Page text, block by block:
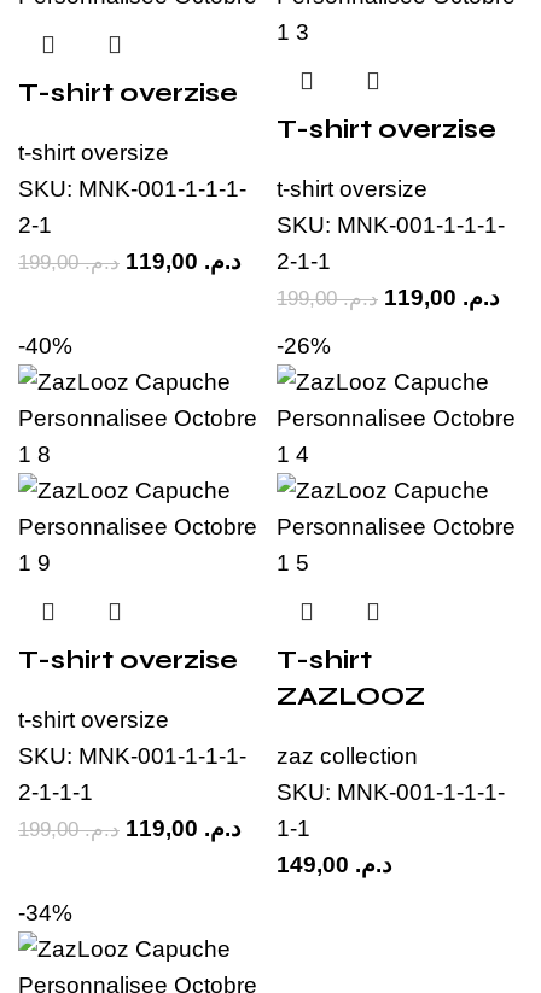
T-shirt overzise
t-shirt oversize
SKU: MNK-001-1-1-1-
2-1
د.م.199,00 د.م.
T-shirt overzise
t-shirt oversize
SKU: MNK-001-1-1-1-
2-1-1
د.م.199,00 د.م.
-40%
T-shirt overzise
t-shirt oversize
SKU: MNK-001-1-1-1-
2-1-1-1
د.م.199,00 د.م.
-26%
T-shirt
ZAZLOOZ
zaz collection
SKU: MNK-001-1-1-1-
1-1
د.م.
-34%